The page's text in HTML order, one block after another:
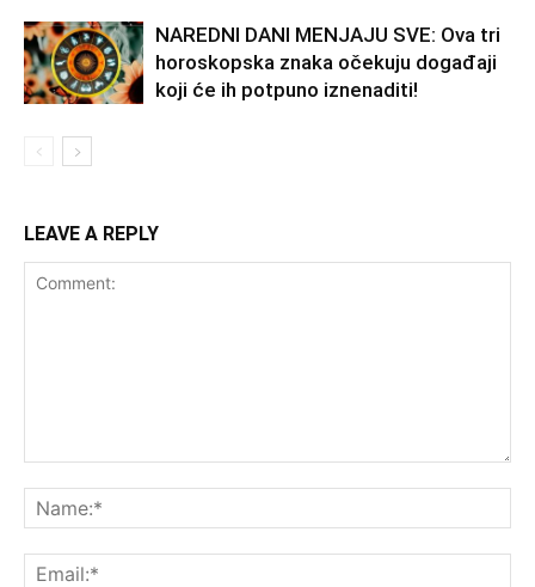
NAREDNI DANI MENJAJU SVE: Ova tri
horoskopska znaka očekuju događaji
koji će ih potpuno iznenaditi!
LEAVE A REPLY